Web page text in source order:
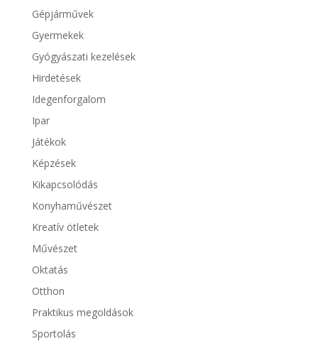
Gépjárművek
Gyermekek
Gyógyászati kezelések
Hirdetések
Idegenforgalom
Ipar
Játékok
Képzések
Kikapcsolódás
Konyhaművészet
Kreatív ötletek
Művészet
Oktatás
Otthon
Praktikus megoldások
Sportolás